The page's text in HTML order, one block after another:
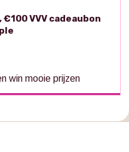
VVV cadeaubon
win mooie prijzen